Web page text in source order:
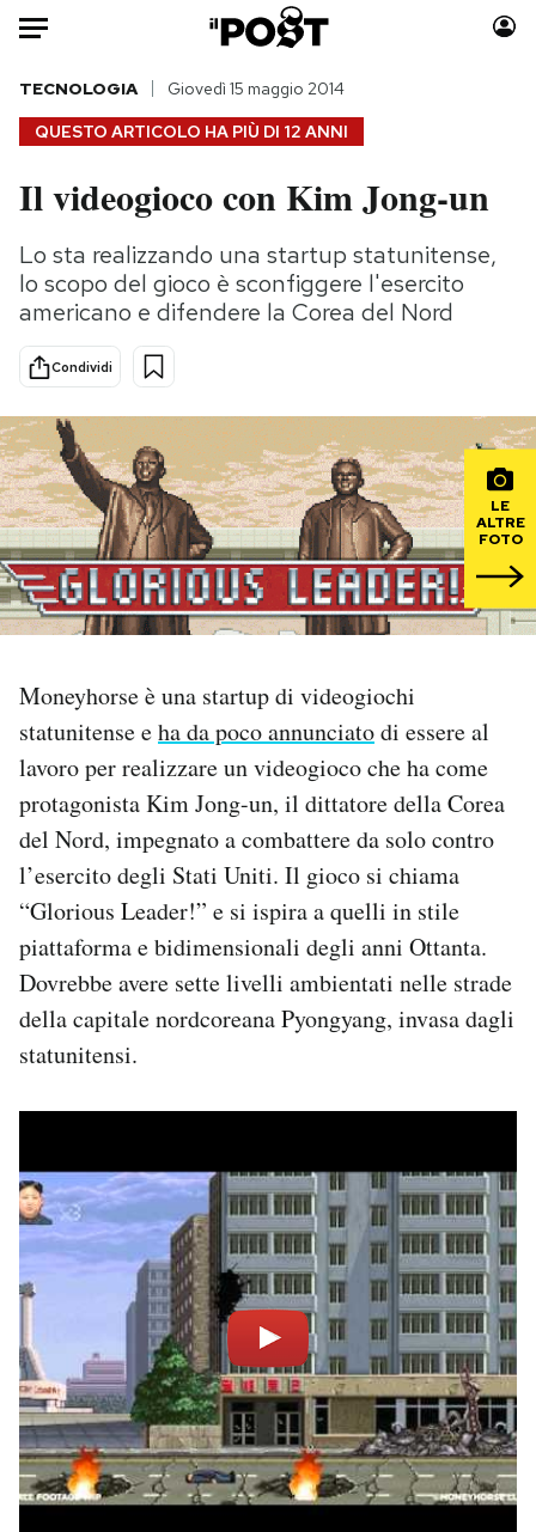
Auto
HOME
Italia
Politica
Tecnologia
Scienza
Economia
Sport
Moda
Consumismi
Storie/Idee
Altrecose
Mondiali calcio 2026
PODCAST
I MIEI PREFERITI
SHOP
CALENDARIO
AREA PERSONALE
Area Personale
Newsletter
Esci
QUESTO ARTICOLO HA PIÙ DI 12 ANNI
TECNOLOGIA Giovedì 15 maggio 2014
Il videogioco con Kim Jong-un
Lo sta realizzando una startup statunitense,
lo scopo del gioco è sconfiggere l'esercito
americano e difendere la Corea del Nord
Condividi
LE
ALTRE
FOTO
Moneyhorse è una startup di videogiochi
statunitense eha da poco annunciatodi essere al
lavoro per realizzare un videogioco che ha come
protagonista Kim Jong-un, il dittatore della Corea
del Nord, impegnato a combattere da solo contro
l’esercito degli Stati Uniti. Il gioco si chiama
“Glorious Leader!” e si ispira a quelli in stile
piattaforma e bidimensionali degli anni Ottanta.
Dovrebbe avere sette livelli ambientati nelle strade
della capitale nordcoreana Pyongyang, invasa dagli
statunitensi.